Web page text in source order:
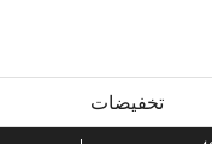
بحث
تخفيضات